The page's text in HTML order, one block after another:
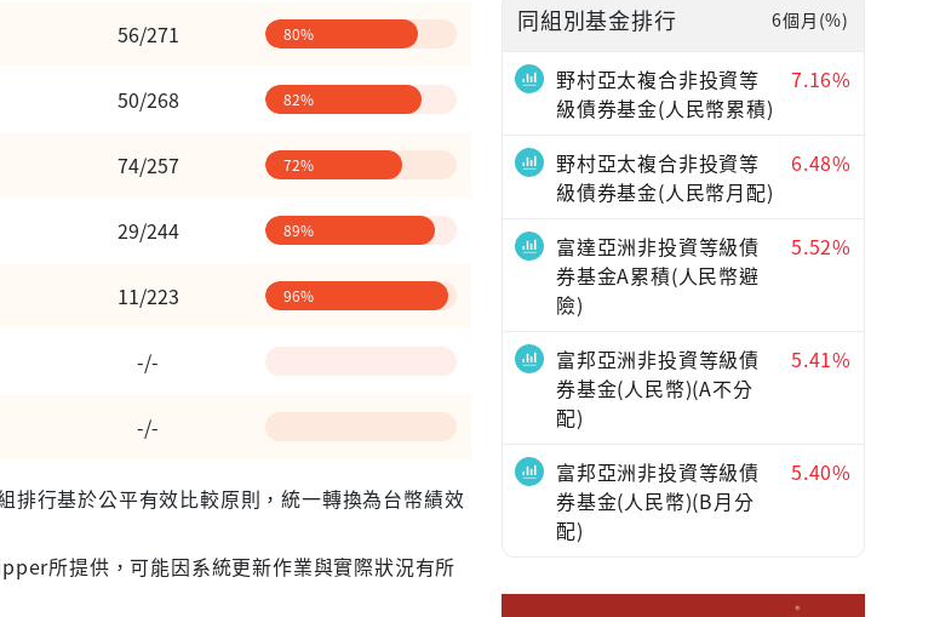
—
56/271 80%
50/268 82%
74/257 72%
29/244 89%
11/223 96%
-/-
-/-
行基於公平有效比較原則，統一轉換為台幣績效
所提供，可能因系統更新作業與實際狀況有所
同組別基金排行 6個月(%)
野村亞太複合非投資等
級債券基金(人民幣累積)
7.16%
野村亞太複合非投資等
級債券基金(人民幣月配)
6.48%
富達亞洲非投資等級債
券基金A累積(人民幣避
險)
5.52%
富邦亞洲非投資等級債
券基金(人民幣)(A不分
配)
5.41%
富邦亞洲非投資等級債
券基金(人民幣)(B月分
配)
5.40%